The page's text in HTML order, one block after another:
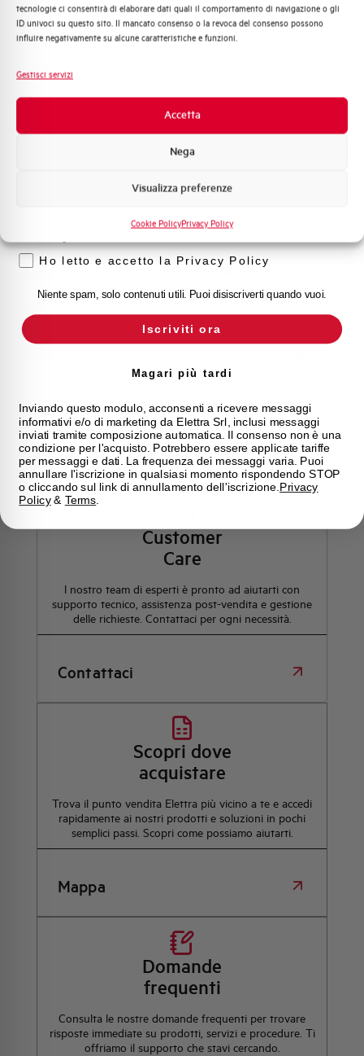
tecnologie ci consentirà di elaborare dati quali il comportamento di navigazione o gli
ID univoci su questo sito. Il mancato consenso o la revoca del consenso possono
influire negativamente su alcune caratteristiche e funzioni.
Gestisci servizi
Accetta
Nega
Visualizza preferenze
Cookie PolicyPrivacy Policy
Adatto al sezionamento
secondo EN 60947-2
SI
Temperatura di riferimento (°C)
Montaggio qualsiasi (tranne sottosopra)
Stato Acquistabile
Hai bisogno di supporto?
Customer
Care
l nostro team di esperti è pronto ad aiutarti con
supporto tecnico, assistenza post-vendita e gestione
delle richieste. Contattaci per ogni necessità.
Contattaci
Scopri dove
acquistare
Trova il punto vendita Elettra più vicino a te e accedi
rapidamente ai nostri prodotti e soluzioni in pochi
semplici passi. Scopri come possiamo aiutarti.
Mappa
Domande
frequenti
Consulta le nostre domande frequenti per trovare
risposte immediate su prodotti, servizi e procedure. Ti
offriamo il supporto che stavi cercando.
Distribuzione di Energia
Automazione Industriale
Sistema Quadri
Promozioni e offerte
Formazione tecnica
Voglio ricevere aggiornamenti, novità di
Ho letto e accetto la Privacy Policy
Niente spam, solo contenuti utili. Puoi disiscriverti quando vuoi.
Iscriviti ora
Magari più tardi
Inviando questo modulo, acconsenti a ricevere messaggi
informativi e/o di marketing da Elettra Srl, inclusi messaggi
inviati tramite composizione automatica. Il consenso non è una
condizione per l'acquisto. Potrebbero essere applicate tariffe
per messaggi e dati. La frequenza dei messaggi varia. Puoi
annullare l'iscrizione in qualsiasi momento rispondendo STOP
o cliccando sul link di annullamento dell'iscrizione. Privacy
Policy& Terms